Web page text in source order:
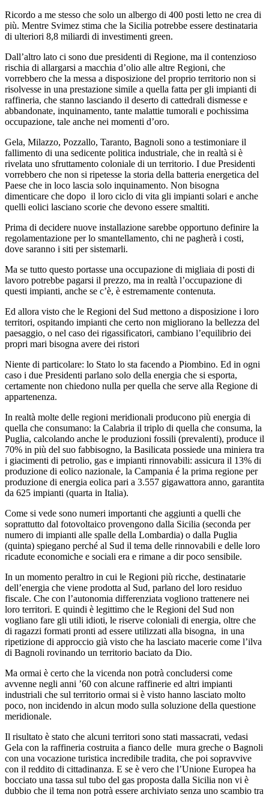
Ricordo a me stesso che solo un albergo di 400 posti letto ne crea di
più. Mentre Svimez stima che la Sicilia potrebbe essere destinataria
di ulteriori 8,8 miliardi di investimenti green.
Dall’altro lato ci sono due presidenti di Regione, ma il contenzioso
rischia di allargarsi a macchia d’olio alle altre Regioni, che
vorrebbero che la messa a disposizione del proprio territorio non si
risolvesse in una prestazione simile a quella fatta per gli impianti di
raffineria, che stanno lasciando il deserto di cattedrali dismesse e
abbandonate, inquinamento, tante malattie tumorali e pochissima
occupazione, tale anche nei momenti d’oro.
Gela, Milazzo, Pozzallo, Taranto, Bagnoli sono a testimoniare il
fallimento di una sedicente politica industriale, che in realtà si è
rivelata uno sfruttamento coloniale di un territorio. I due Presidenti
vorrebbero che non si ripetesse la storia della batteria energetica del
Paese che in loco lascia solo inquinamento. Non bisogna
dimenticare che dopo il loro ciclo di vita gli impianti solari e anche
quelli eolici lasciano scorie che devono essere smaltiti.
Prima di decidere nuove installazione sarebbe opportuno definire la
regolamentazione per lo smantellamento, chi ne pagherà i costi,
dove saranno i siti per sistemarli.
Ma se tutto questo portasse una occupazione di migliaia di posti di
lavoro potrebbe pagarsi il prezzo, ma in realtà l’occupazione di
questi impianti, anche se c’è, è estremamente contenuta.
Ed allora visto che le Regioni del Sud mettono a disposizione i loro
territori, ospitando impianti che certo non migliorano la bellezza del
paesaggio, o nel caso dei rigassificatori, cambiano l’equilibrio dei
propri mari bisogna avere dei ristori
Niente di particolare: lo Stato lo sta facendo a Piombino. Ed in ogni
caso i due Presidenti parlano solo della energia che si esporta,
certamente non chiedono nulla per quella che serve alla Regione di
appartenenza.
In realtà molte delle regioni meridionali producono più energia di
quella che consumano: la Calabria il triplo di quella che consuma, la
Puglia, calcolando anche le produzioni fossili (prevalenti), produce il
70% in più del suo fabbisogno, la Basilicata possiede una miniera tra
i giacimenti di petrolio, gas e impianti rinnovabili: assicura il 13% di
produzione di eolico nazionale, la Campania é la prima regione per
produzione di energia eolica pari a 3.557 gigawattora anno, garantita
da 625 impianti (quarta in Italia).
Come si vede sono numeri importanti che aggiunti a quelli che
soprattutto dal fotovoltaico provengono dalla Sicilia (seconda per
numero di impianti alle spalle della Lombardia) o dalla Puglia
(quinta) spiegano perché al Sud il tema delle rinnovabili e delle loro
ricadute economiche e sociali era e rimane a dir poco sensibile.
In un momento peraltro in cui le Regioni più ricche, destinatarie
dell’energia che viene prodotta al Sud, parlano del loro residuo
fiscale. Che con l’autonomia differenziata vogliono trattenere nei
loro territori. E quindi è legittimo che le Regioni del Sud non
vogliano fare gli utili idioti, le riserve coloniali di energia, oltre che
di ragazzi formati pronti ad essere utilizzati alla bisogna, in una
ripetizione di approccio già visto che ha lasciato macerie come l’ilva
di Bagnoli rovinando un territorio baciato da Dio.
Ma ormai è certo che la vicenda non potrà concludersi come
avvenne negli anni ’60 con alcune raffinerie ed altri impianti
industriali che sul territorio ormai si è visto hanno lasciato molto
poco, non incidendo in alcun modo sulla soluzione della questione
meridionale.
Il risultato è stato che alcuni territori sono stati massacrati, vedasi
Gela con la raffineria costruita a fianco delle mura greche o Bagnoli
con una vocazione turistica incredibile tradita, che poi sopravvive
con il reddito di cittadinanza. E se è vero che l’Unione Europea ha
bocciato una tassa sul tubo del gas proposta dalla Sicilia non vi è
dubbio che il tema non potrà essere archiviato senza uno scambio tra